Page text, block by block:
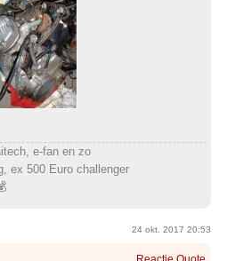
e-fan en zo
ex 500 Euro challenger
24 okt. 2017 20:53